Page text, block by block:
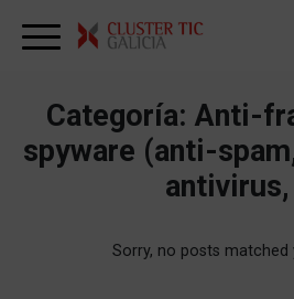
Categoría: Anti-
spyware (anti-
Sorry, no posts matched